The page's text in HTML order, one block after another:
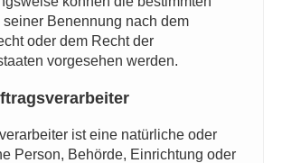
seiner Benennung nach dem
oder dem Recht der
vorgesehen werden.
ist eine natürliche oder
Person, Behörde, Einrichtung oder